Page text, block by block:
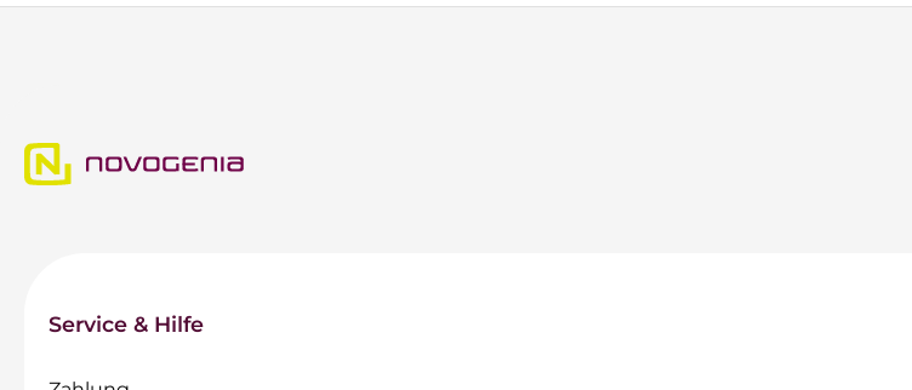
Service & Hilfe